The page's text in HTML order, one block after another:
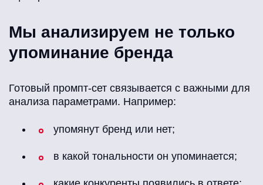
Мы анализируем не только
упоминание бренда
Готовый промпт-сет связывается с важными для
анализа параметрами. Например:
упомянут бренд или нет;
в какой тональности он упоминается;